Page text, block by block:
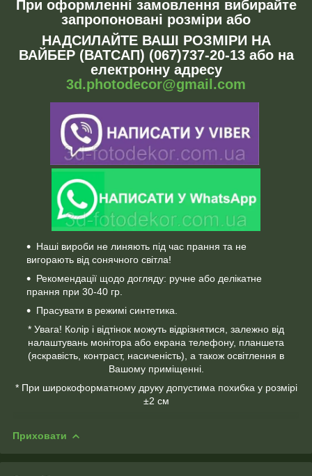
При оформленні замовлення вибирайте
запропоновані розміри або
НАДСИЛАЙТЕ ВАШІ РОЗМІРИ НА
ВАЙБЕР (ВАТСАП) (067)737-20-13 або на
електронну адресу
3d.photodecor@gmail.com
Наші вироби не линяють під час прання та не
вигорають від сонячного світла!
Рекомендації щодо догляду: ручне або делікатне
прання при 30-40 гр.
Прасувати в режимі синтетика.
* Увага! Колір і відтінок можуть відрізнятися, залежно від
налаштувань монітора або екрана телефону, планшета
(яскравість, контраст, насиченість), а також освітлення в
Вашому приміщенні.
* При широкоформатному друку допустима похибка у розмірі
±2 см
Приховати